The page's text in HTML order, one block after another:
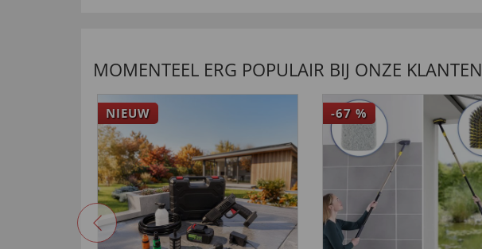
01.12.2014
“Zum Eigenbedarf und als Geschenk”
nuttig (0) niet nuttig (0)
MOMENTEEL ERG POPULAIR BIJ ONZE KLANTEN
NIEUW -67 %